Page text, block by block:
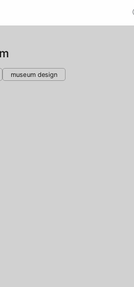
museum design